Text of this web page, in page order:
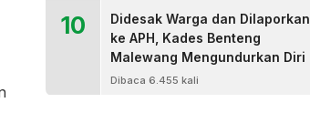
10
Didesak Warga dan Dilaporkan
ke APH, Kades Benteng
Malewang Mengundurkan Diri
Dibaca 6.455 kali